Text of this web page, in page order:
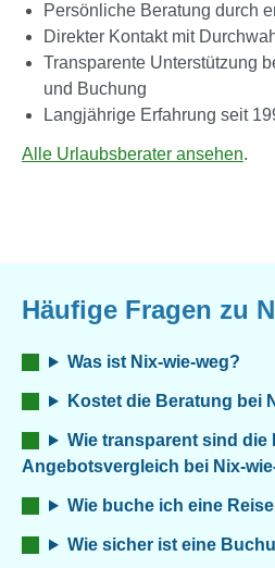
Persönliche Beratung durch
Direkter Kontakt mit
Transparente Unterstützung
und Buchung
Langjährige Erfahrung seit
Alle Urlaubsberater ansehen.
Häufige Fragen zu
Was ist Nix-wie-weg?
Kostet die Beratung bei
Wie transparent sind die
Angebotsvergleich bei Nix-
Wie buche ich eine
Wie sicher ist eine